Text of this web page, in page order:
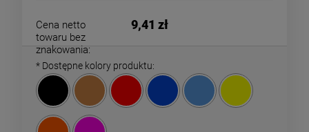
Cena netto
towaru bez
znakowania:
9,41 zł
* Dostępne kolory produktu: